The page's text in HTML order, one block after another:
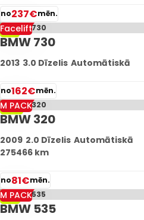
no237€mēn.
-7%
Facelift
BMW 730
2013 3.0 Dīzelis Automātiskā
no162€mēn.
-13%
M PACK
BMW 320
2009 2.0 Dīzelis Automātiskā
275466 km
no81€mēn.
-9%
M PACK
BMW 535